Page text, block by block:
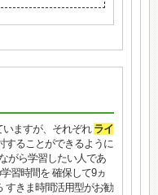
いますが、それぞれライ
することができるように
がら学習したい人であ
習時間を 確保して9ヵ
すきま時間活用型がお勧